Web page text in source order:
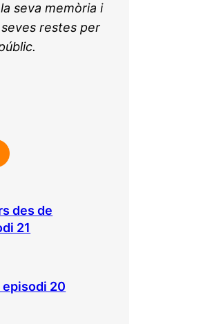
seva memòria i
restes per
des de
21
20